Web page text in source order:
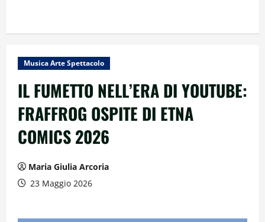
Musica Arte Spettacolo
IL FUMETTO NELL’ERA DI YOUTUBE:
FRAFFROG OSPITE DI ETNA
COMICS 2026
Maria Giulia Arcoria
23 Maggio 2026